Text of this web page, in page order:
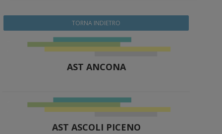
TORNA INDIETRO
AST ANCONA
AST ASCOLI PICENO